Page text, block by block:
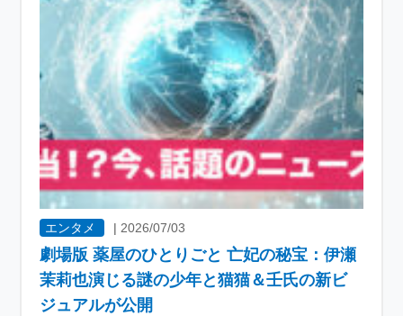
エンタメ |2026/07/03
劇場版 薬屋のひとりごと 亡妃の秘宝：伊瀬
茉莉也演じる謎の少年と猫猫＆壬氏の新ビ
ジュアルが公開